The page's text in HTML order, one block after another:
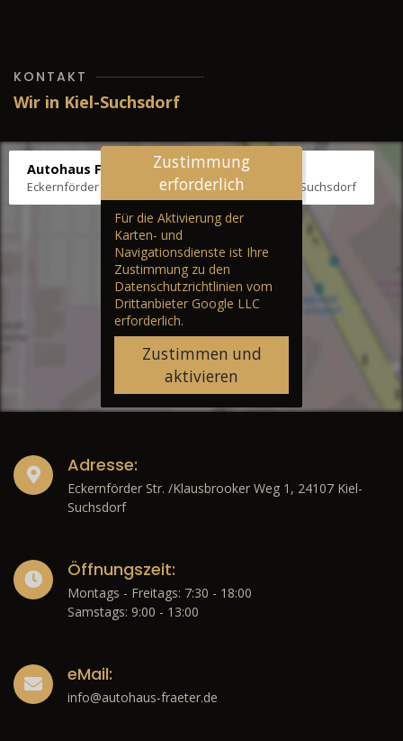
KONTAKT
Wir in Kiel-Suchsdorf
Autohaus Fräter
Eckernförder Str. /Klausbrooker Weg 1, 24107 Kiel-Suchsdorf
Zustimmung
erforderlich
Für die Aktivierung der
Karten- und
Navigationsdienste ist Ihre
Zustimmung zu den
Datenschutzrichtlinien vom
Drittanbieter Google LLC
erforderlich.
Zustimmen und
aktivieren
Adresse:
Eckernförder Str. /Klausbrooker Weg 1, 24107 Kiel-
Suchsdorf
Öffnungszeit:
Montags - Freitags: 7:30 - 18:00
Samstags: 9:00 - 13:00
eMail:
info@autohaus-fraeter.de